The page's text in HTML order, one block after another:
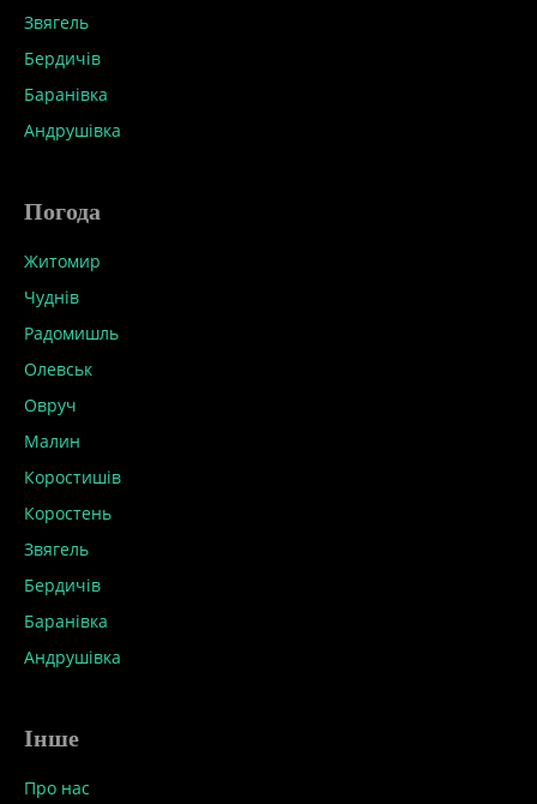
Звягель
Бердичів
Баранівка
Андрушівка
Погода
Житомир
Чуднів
Радомишль
Олевськ
Овруч
Малин
Коростишів
Коростень
Звягель
Бердичів
Баранівка
Андрушівка
Інше
Про нас